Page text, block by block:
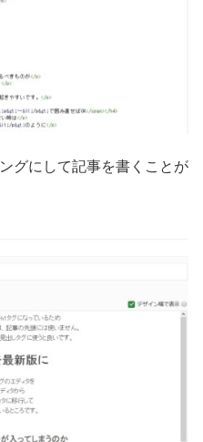
グにして記事を書くことが